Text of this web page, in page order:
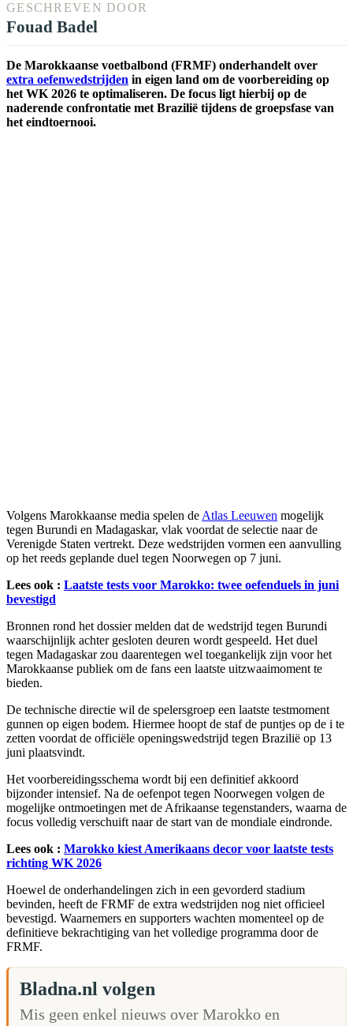
GESCHREVEN DOOR
Fouad Badel
De Marokkaanse voetbalbond (FRMF) onderhandelt over
extra oefenwedstrijden in eigen land om de voorbereiding op
het WK 2026 te optimaliseren. De focus ligt hierbij op de
naderende confrontatie met Brazilië tijdens de groepsfase van
het eindtoernooi.
Volgens Marokkaanse media spelen de Atlas Leeuwen mogelijk
tegen Burundi en Madagaskar, vlak voordat de selectie naar de
Verenigde Staten vertrekt. Deze wedstrijden vormen een aanvulling
op het reeds geplande duel tegen Noorwegen op 7 juni.
Lees ook : Laatste tests voor Marokko: twee oefenduels in juni
bevestigd
Bronnen rond het dossier melden dat de wedstrijd tegen Burundi
waarschijnlijk achter gesloten deuren wordt gespeeld. Het duel
tegen Madagaskar zou daarentegen wel toegankelijk zijn voor het
Marokkaanse publiek om de fans een laatste uitzwaaimoment te
bieden.
De technische directie wil de spelersgroep een laatste testmoment
gunnen op eigen bodem. Hiermee hoopt de staf de puntjes op de i te
zetten voordat de officiële openingswedstrijd tegen Brazilië op 13
juni plaatsvindt.
Het voorbereidingsschema wordt bij een definitief akkoord
bijzonder intensief. Na de oefenpot tegen Noorwegen volgen de
mogelijke ontmoetingen met de Afrikaanse tegenstanders, waarna de
focus volledig verschuift naar de start van de mondiale eindronde.
Lees ook : Marokko kiest Amerikaans decor voor laatste tests
richting WK 2026
Hoewel de onderhandelingen zich in een gevorderd stadium
bevinden, heeft de FRMF de extra wedstrijden nog niet officieel
bevestigd. Waarnemers en supporters wachten momenteel op de
definitieve bekrachtiging van het volledige programma door de
FRMF.
Bladna.nl volgen
Mis geen enkel nieuws over Marokko en